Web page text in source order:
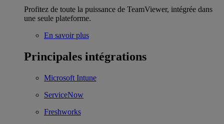
Profitez de toute la puissance de TeamViewer, intégrée dans
une seule plateforme.
En savoir plus
Principales intégrations
Microsoft Intune
ServiceNow
Freshworks